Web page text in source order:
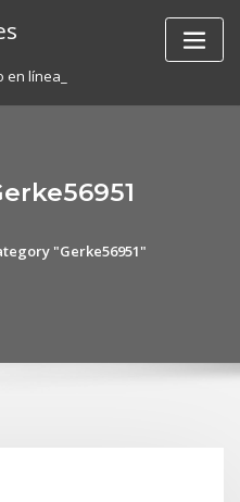
línea_
"Gerke56951"